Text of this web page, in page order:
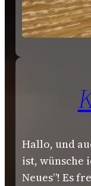
Hallo, und
ist, wünsche
Neues”! Es